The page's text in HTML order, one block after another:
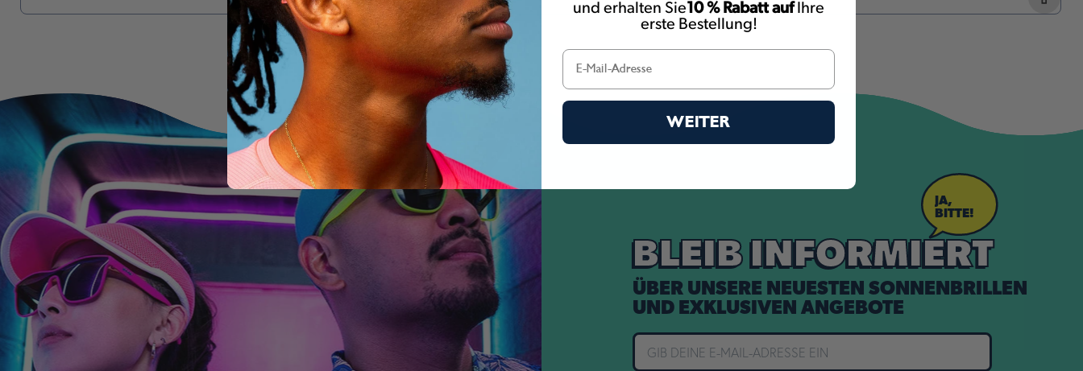
JA,
BITTE!
BLEIB INFORMIERT
ÜBER UNSERE NEUESTEN SONNENBRILLEN
UND EXKLUSIVEN ANGEBOTE
und erhalten Sie10 % Rabatt aufIhre
erste Bestellung!
WEITER